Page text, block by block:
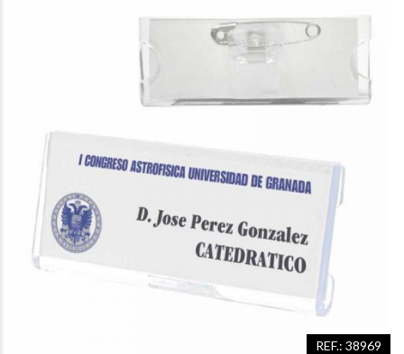
REF.: 38969